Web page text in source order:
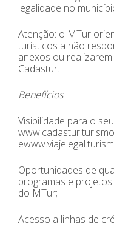
legalidade no
Atenção: o MTur
turísticos a não
anexos ou
Cadastur.
Benefícios
Visibilidade para o
Oportunidades de
programas e
do MTur;
Acesso a linhas de